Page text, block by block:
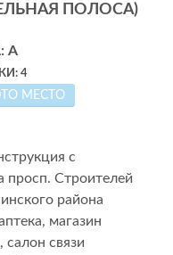
ПОЛОСА)
А
4
ЗАБРОНИРОВАТЬ ЭТО МЕСТО
с
просп. Строителей
района
магазин
связи